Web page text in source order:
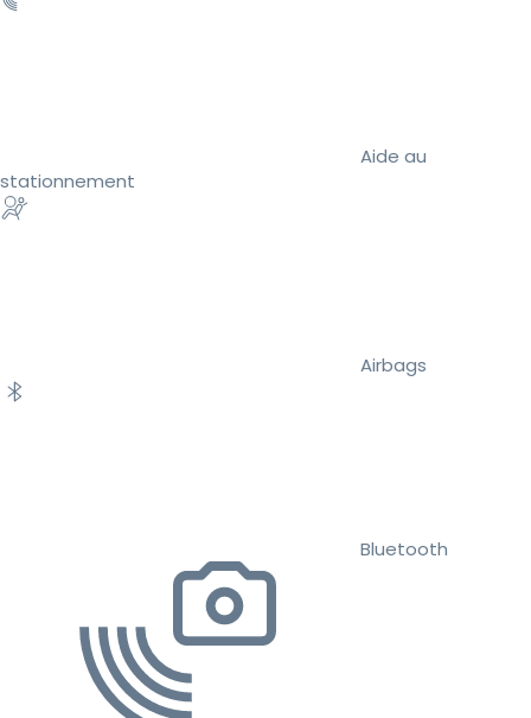
Aide au
stationnement
Airbags
Bluetooth